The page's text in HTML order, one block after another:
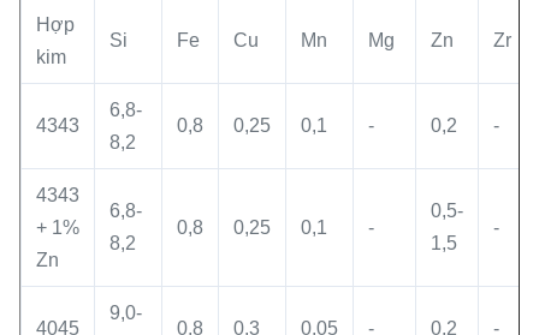
Hợp
kim
Si Fe Cu Mn Mg Zn Zr
4343
6,8-
8,2
0,8 0,25 0,1 - 0,2 -
4343
+ 1%
Zn
6,8-
8,2
0,8 0,25 0,1 -
0,5-
1,5
-
4045
9,0-
0,8 0,3 0,05 - 0,2 -